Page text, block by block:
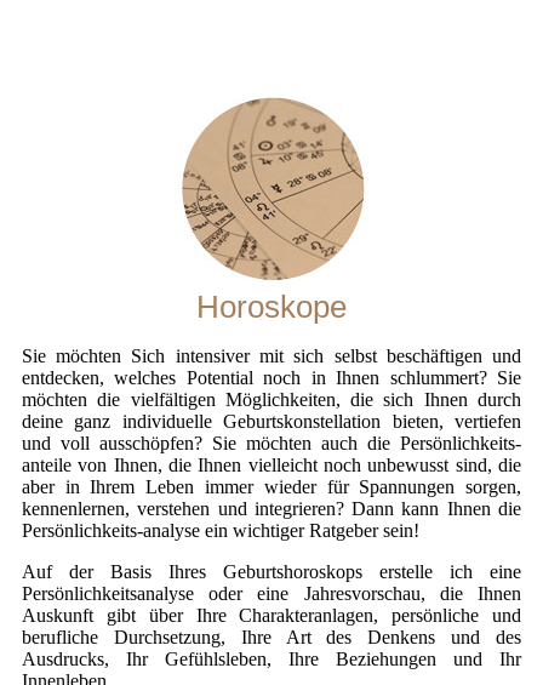
Horoskope
Sie möchten Sich intensiver mit sich selbst beschäftigen und
entdecken, welches Potential noch in Ihnen schlummert? Sie
möchten die vielfältigen Möglichkeiten, die sich Ihnen durch
deine ganz individuelle Geburtskonstellation bieten, vertiefen
und voll ausschöpfen? Sie möchten auch die Persönlichkeits-
anteile von Ihnen, die Ihnen vielleicht noch unbewusst sind, die
aber in Ihrem Leben immer wieder für Spannungen sorgen,
kennenlernen, verstehen und integrieren? Dann kann Ihnen die
Persönlichkeits-analyse ein wichtiger Ratgeber sein!
Auf der Basis Ihres Geburtshoroskops erstelle ich eine
Persönlichkeitsanalyse oder eine Jahresvorschau, die Ihnen
Auskunft gibt über Ihre Charakteranlagen, persönliche und
berufliche Durchsetzung, Ihre Art des Denkens und des
Ausdrucks, Ihr Gefühlsleben, Ihre Beziehungen und Ihr